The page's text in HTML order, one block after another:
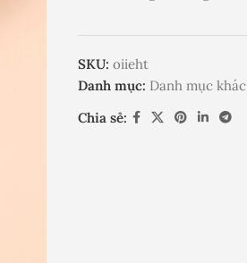
SKU: oiieht
Danh mục: Danh mục khác
Chia sẻ: